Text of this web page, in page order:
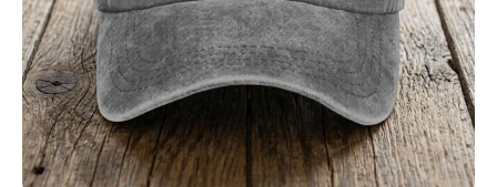
la
página
de
producto